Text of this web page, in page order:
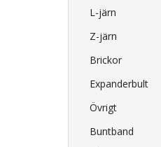
L-järn
Z-järn
Brickor
Expanderbult
Övrigt
Buntband